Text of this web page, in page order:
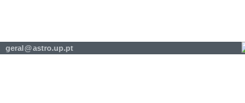
geral@astro.up.pt